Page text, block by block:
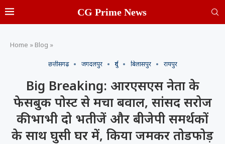
CG Prime News
Home » Blog »
छत्तीसगढ़ जगदलपुर दुर्ग बिलासपुर रायपुर
Big Breaking: आरएसएस नेता के
फेसबुक पोस्ट से मचा बवाल, सांसद सरोज
की भाभी दो भतीजें और बीजेपी समर्थकों
के साथ घुसी घर में, किया जमकर तोडफोड़